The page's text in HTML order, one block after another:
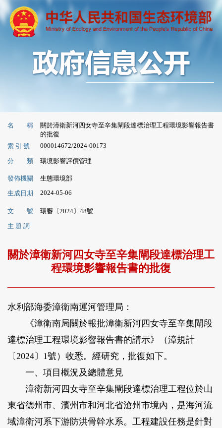
名 稱
關於漳衛新河四女寺至辛集閘段達標治理工程環境影響報告書
的批復
索 引 號
000014672/2024-00173
分 類 環境影響評價管理
發佈機關
生態環境部
生成日期
2024-05-06
文 號
環審〔2024〕48號
主 題 詞
關於漳衛新河四女寺至辛集閘段達標治理工
程環境影響報告書的批復
水利部海委漳衛南運河管理局：
《漳衛南局關於報批漳衛新河四女寺至辛集閘段
達標治理工程環境影響報告書的請示》（漳規計
〔2024〕1號）收悉。經研究，批復如下。
一、項目概況及總體意見
漳衛新河四女寺至辛集閘段達標治理工程位於山
東省德州市、濱州市和河北省滄州市境內，是海河流
域漳衛河系下游防洪骨幹水系。工程建設任務是針對